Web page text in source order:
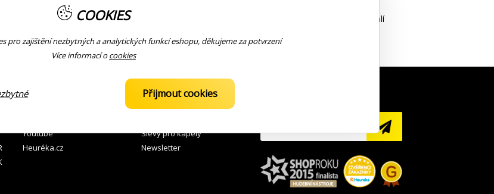
v revizi Františka Maxiána je uceleným souborem cvičení s jehož pomocí překonáte mnohá úskalí
cvičení, tak i obsáhlejší a technicky náročnější etudy. Všechna cvičení i etudy doprovází
technicky správnému zvládnutí.
KOMUNITA
Youtube
Heuréka.cz
KONTAKTY
Slevy pro kapely
Newsletter
COOKIES
pro zajištění nezbytných a analytických funkcí eshopu, děkujeme za potvrzení
Více informací ocookies
Přijmout cookies